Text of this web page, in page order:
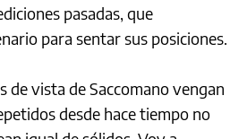
pasadas, que
para sentar sus posiciones.
de vista de Saccomano vengan
desde hace tiempo no